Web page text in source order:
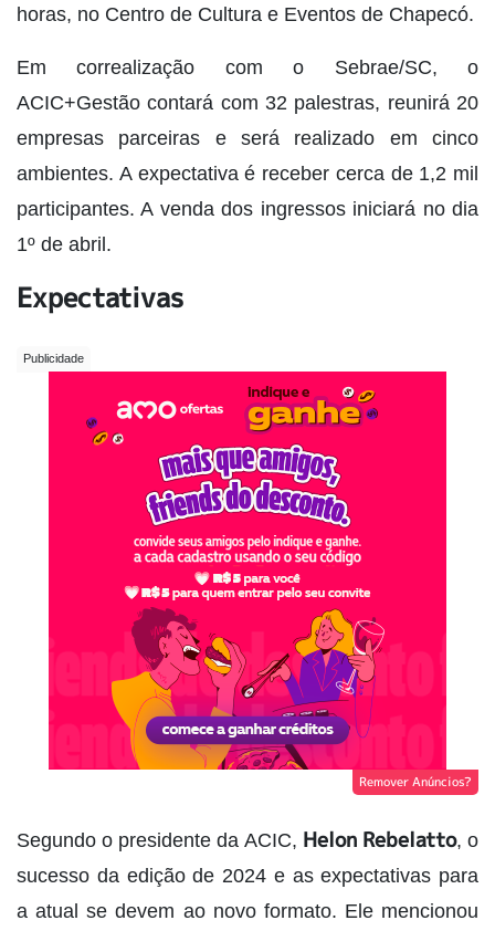
horas, no Centro de Cultura e Eventos de Chapecó.
Em correalização com o Sebrae/SC, o
ACIC+Gestão contará com 32 palestras, reunirá 20
empresas parceiras e será realizado em cinco
ambientes. A expectativa é receber cerca de 1,2 mil
participantes. A venda dos ingressos iniciará no dia
1º de abril.
Expectativas
Remover Anúncios?
Segundo o presidente da ACIC, Helon Rebelatto, o
sucesso da edição de 2024 e as expectativas para
a atual se devem ao novo formato. Ele mencionou